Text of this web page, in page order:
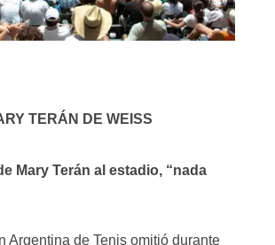
TERÁN DE WEISS
Mary Terán al estadio, “nada
Argentina de Tenis omitió durante